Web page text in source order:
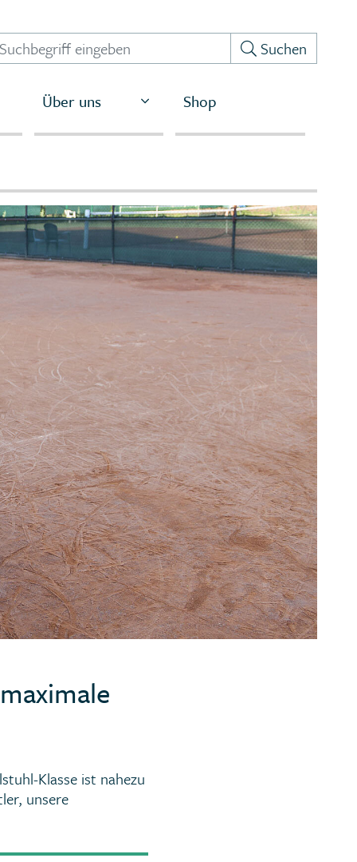
Suchen
Über uns Shop
Klasse ist nahezu
unsere